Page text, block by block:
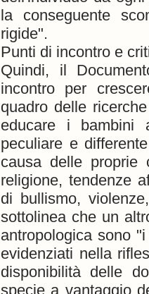
la conseguente
rigide".
Punti di incontro e
Quindi, il
incontro per
quadro delle
educare i bambini
peculiare e
causa delle proprie
religione, tendenze
di bullismo,
sottolinea che un
antropologica sono
evidenziati nella
disponibilità delle
specie a vantaggio